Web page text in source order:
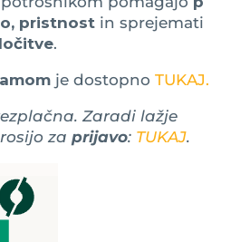
pristnostin sprejemati
.
je dostopno TUKAJ.
Zaradi lažje
za prijavo: TUKAJ.